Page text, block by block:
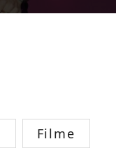
Filme